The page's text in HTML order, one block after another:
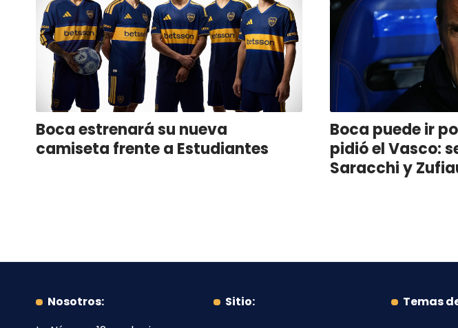
Boca estrenará su nueva
camiseta frente a Estudiantes
Boca puede ir
pidió el Vasco:
Saracchi y
Nosotros:
Sitio: Temas